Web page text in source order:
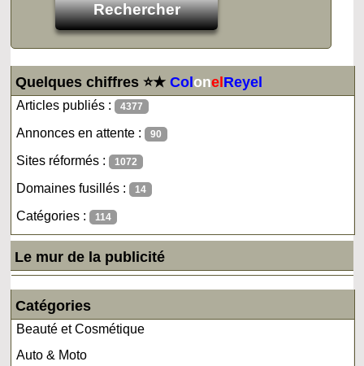
Quelques chiffres ⭐★ColonelReyel
Articles publiés : 4377
Annonces en attente : 90
Sites réformés : 1072
Domaines fusillés : 14
Catégories : 114
Le mur de la publicité
Catégories
Beauté et Cosmétique
Auto & Moto